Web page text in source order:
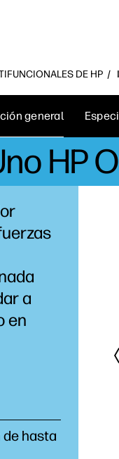
DE HP
general
HP
a
en
de hasta